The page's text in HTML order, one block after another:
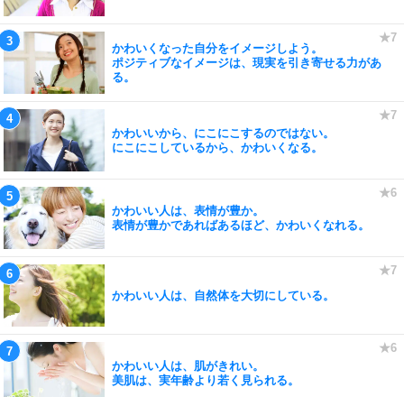
かわいくなった自分をイメージしよう。
ポジティブなイメージは、現実を引き寄せる力があ
る。
かわいいから、にこにこするのではない。
にこにこしているから、かわいくなる。
かわいい人は、表情が豊か。
表情が豊かであればあるほど、かわいくなれる。
かわいい人は、自然体を大切にしている。
かわいい人は、肌がきれい。
美肌は、実年齢より若く見られる。